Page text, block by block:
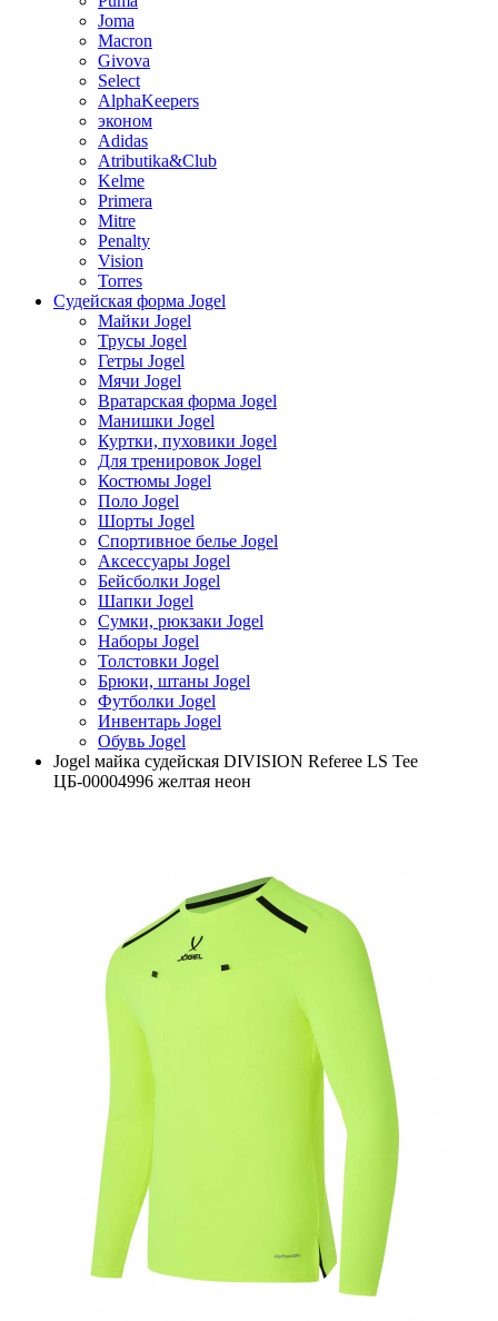
Joma
Macron
Givova
Select
AlphaKeepers
эконом
Adidas
Atributika&Club
Kelme
Primera
Mitre
Penalty
Vision
Torres
Судейская форма Jogel
Майки Jogel
Трусы Jogel
Гетры Jogel
Мячи Jogel
Вратарская форма Jogel
Манишки Jogel
Куртки, пуховики Jogel
Для тренировок Jogel
Костюмы Jogel
Поло Jogel
Шорты Jogel
Спортивное белье Jogel
Аксессуары Jogel
Бейсболки Jogel
Шапки Jogel
Сумки, рюкзаки Jogel
Наборы Jogel
Толстовки Jogel
Брюки, штаны Jogel
Футболки Jogel
Инвентарь Jogel
Обувь Jogel
Jogel майка судейская DIVISION Referee LS Tee
ЦБ-00004996 желтая неон